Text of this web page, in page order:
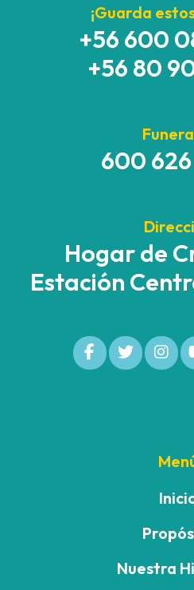
¡Guarda
+56 600
+56 80
600
Hogar de
Estación
Nuestra